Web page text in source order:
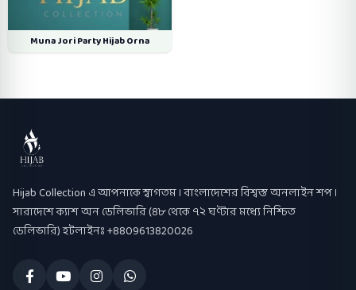
Muna Jori Party Hijab Orna
Hijab Collection
Hijab Collection এ আপনাকে স্বাগতম । বাংলাদেশের বিশ্বস্ত অনলাইন শপ ।
সারাদেশে ক্যাশ অন ডেলিভারি (৪৮ থেকে ৭২ ঘণ্টার মধ্যে নিশ্চিত
ডেলিভারি) হটলাইনঃ +8809613820026